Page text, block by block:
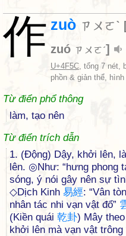
作 zuò ㄗㄨㄛˋ
zuó ㄗㄨㄛˊ]
U+4F5C, tổng 7 nét,
phồn & giản thể,
Từ điển phổ thông
làm, tạo nên
Từ điển trích dẫn
1. (Động) Dậy, khởi lên,
lên. ◎Như: “hưng phong
sóng, ý nói gây nên sự
◇Dịch Kinh 易經: “Vân
nhân tác nhi vạn vật đổ”
(Kiền quái 乾卦) Mây
khởi lên mà vạn vật